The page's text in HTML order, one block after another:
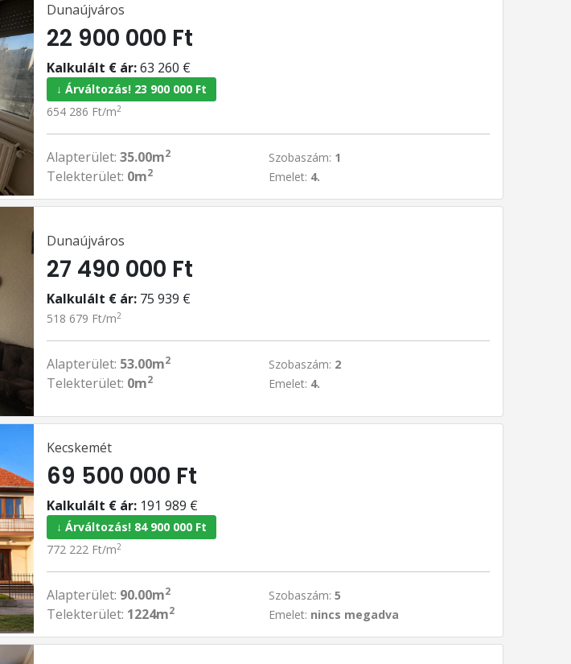
Dunaújváros
22 900 000 Ft
Kalkulált € ár:63 260 €
↓ Árváltozás! 23 900 000 Ft
654 286 Ft/m2
Alapterület:35.00m2
Telekterület: 0m2
Szobaszám: 1
Emelet: 4.
Dunaújváros
27 490 000 Ft
Kalkulált € ár: 75 939 €
518 679 Ft/m2
Alapterület: 53.00m2
Telekterület: 0m2
Szobaszám: 2
Emelet: 4.
Kecskemét
69 500 000 Ft
Kalkulált € ár: 191 989 €
↓ Árváltozás! 84 900 000 Ft
772 222 Ft/m2
Alapterület: 90.00m2
Telekterület: 1224m2
Szobaszám: 5
Emelet: nincs megadva